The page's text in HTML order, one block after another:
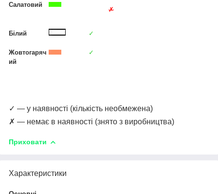
Салатовий
✗
Білий ✓
Жовтогаряч
ий
✓
✓ — у наявності (кількість необмежена)
✗ — немає в наявності (знято з виробництва)
Приховати
Характеристики